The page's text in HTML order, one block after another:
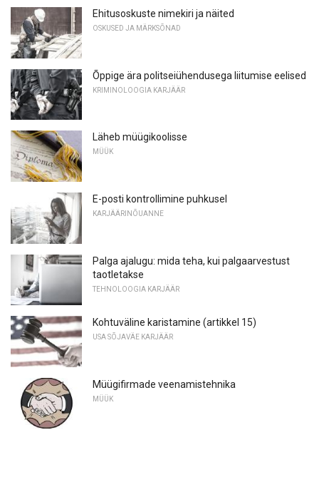
Ehitusoskuste nimekiri ja näited
OSKUSED JA MÄRKSÕNAD
Õppige ära politseiühendusega liitumise eelised
KRIMINOLOOGIA KARJÄÄR
Läheb müügikoolisse
MÜÜK
E-posti kontrollimine puhkusel
KARJÄÄRINÕUANNE
Palga ajalugu: mida teha, kui palgaarvestust
taotletakse
TEHNOLOOGIA KARJÄÄR
Kohtuväline karistamine (artikkel 15)
USA SÕJAVÄE KARJÄÄR
Müügifirmade veenamistehnika
MÜÜK